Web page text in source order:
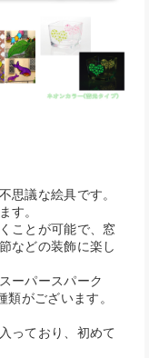
思議な絵具です。
す。
ことが可能で、窓
などの装飾に楽し
ーパースパーク
がございます。
っており、初めて